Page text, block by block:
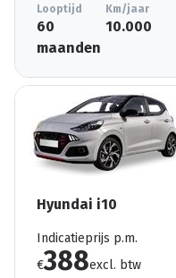
Looptijd
60
maanden
Km/jaar
10.000
Hyundai i10
Indicatieprijs p.m.
€388excl. btw